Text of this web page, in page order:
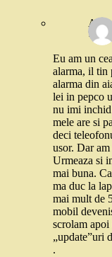
Anca
7
Eu am un
alarma, il tin
alarma din
lei in pepco
nu imi
mele are si
deci
usor. Dar
Urmeaza si
mai buna.
ma duc la
mai mult de
mobil
scrolam
„update”uri
.